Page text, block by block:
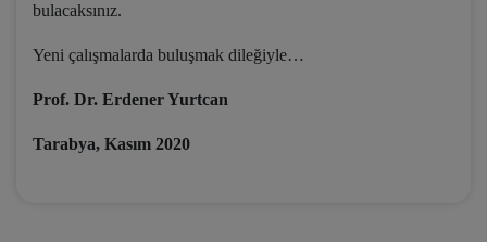
bulacaksınız.
Yeni çalışmalarda buluşmak dileğiyle…
Prof. Dr. Erdener Yurtcan
Tarabya, Kasım 2020